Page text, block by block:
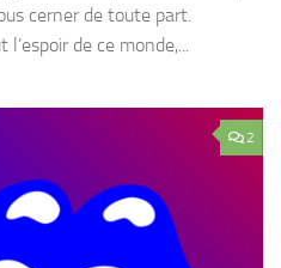
cerner de toute part.
de ce monde,...
2